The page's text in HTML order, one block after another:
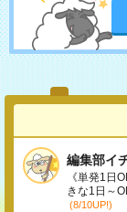
編集部イ
《単発1日
きな1日～
(8/10UP!)